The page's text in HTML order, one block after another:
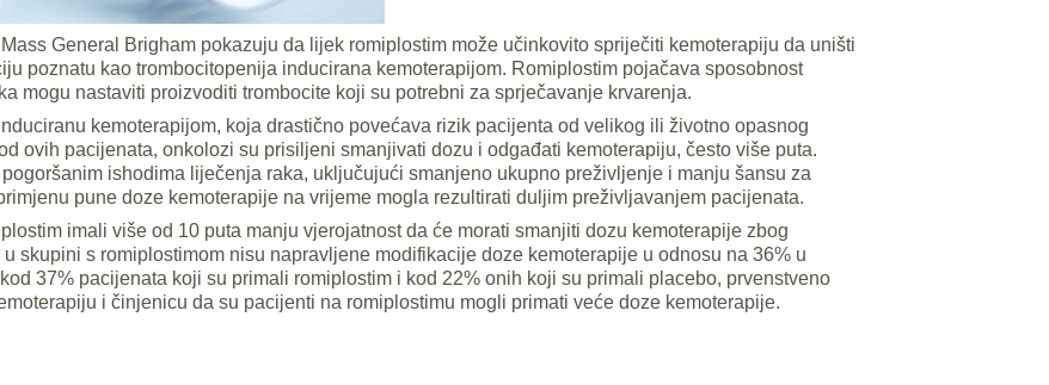
General Brigham pokazuju da lijek romiplostim može učinkovito spriječiti kemoterapiju da uništi
poznatu kao trombocitopenija inducirana kemoterapijom. Romiplostim pojačava sposobnost
mogu nastaviti proizvoditi trombocite koji su potrebni za sprječavanje krvarenja.
kemoterapijom, koja drastično povećava rizik pacijenta od velikog ili životno opasnog
ovih pacijenata, onkolozi su prisiljeni smanjivati ​​dozu i odgađati kemoterapiju, često više puta.
ishodima liječenja raka, uključujući smanjeno ukupno preživljenje i manju šansu za
pune doze kemoterapije na vrijeme mogla rezultirati duljim preživljavanjem pacijenata.
imali više od 10 puta manju vjerojatnost da će morati smanjiti dozu kemoterapije zbog
skupini s romiplostimom nisu napravljene modifikacije doze kemoterapije u odnosu na 36% u
37% pacijenata koji su primali romiplostim i kod 22% onih koji su primali placebo, prvenstveno
i činjenicu da su pacijenti na romiplostimu mogli primati veće doze kemoterapije.